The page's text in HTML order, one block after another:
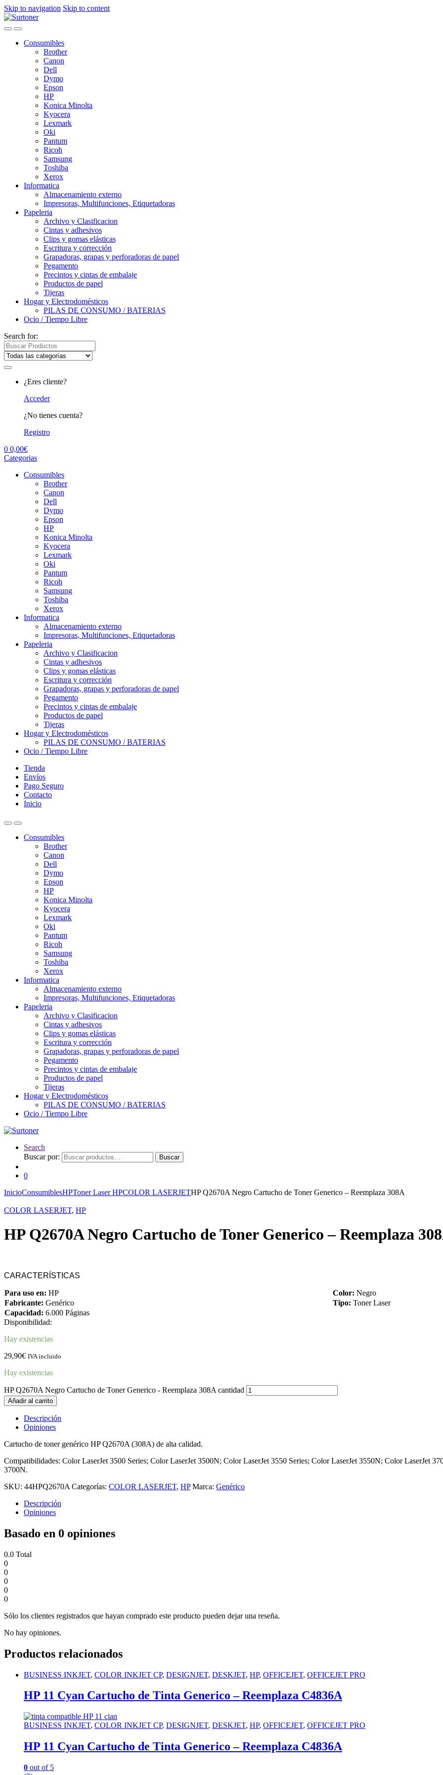
Skip to navigation Skip to content
Consumibles
Brother
Canon
Dell
Dymo
Epson
HP
Konica Minolta
Kyocera
Lexmark
Oki
Pantum
Ricoh
Samsung
Toshiba
Xerox
Informatica
Almacenamiento externo
Impresoras, Multifunciones, Etiquetadoras
Papeleria
Archivo y Clasificacion
Cintas y adhesivos
Clips y gomas elásticas
Escritura y corrección
Grapadoras, grapas y perforadoras de papel
Pegamento
Precintos y cintas de embalaje
Productos de papel
Tijeras
Hogar y Electrodomésticos
PILAS DE CONSUMO / BATERIAS
Ocio / Tiempo Libre
Search for:
¿Eres cliente?
Acceder
¿No tienes cuenta?
Registro
0 0,00€
Categorias
Consumibles
Brother
Canon
Dell
Dymo
Epson
HP
Konica Minolta
Kyocera
Lexmark
Oki
Pantum
Ricoh
Samsung
Toshiba
Xerox
Informatica
Almacenamiento externo
Impresoras, Multifunciones, Etiquetadoras
Papeleria
Archivo y Clasificacion
Cintas y adhesivos
Clips y gomas elásticas
Escritura y corrección
Grapadoras, grapas y perforadoras de papel
Pegamento
Precintos y cintas de embalaje
Productos de papel
Tijeras
Hogar y Electrodomésticos
PILAS DE CONSUMO / BATERIAS
Ocio / Tiempo Libre
Tienda
Envíos
Pago Seguro
Contacto
Inicio
Consumibles
Brother
Canon
Dell
Dymo
Epson
HP
Konica Minolta
Kyocera
Lexmark
Oki
Pantum
Ricoh
Samsung
Toshiba
Xerox
Informatica
Almacenamiento externo
Impresoras, Multifunciones, Etiquetadoras
Papeleria
Archivo y Clasificacion
Cintas y adhesivos
Clips y gomas elásticas
Escritura y corrección
Grapadoras, grapas y perforadoras de papel
Pegamento
Precintos y cintas de embalaje
Productos de papel
Tijeras
Hogar y Electrodomésticos
PILAS DE CONSUMO / BATERIAS
Ocio / Tiempo Libre
Search
Buscar por:
Buscar
0
InicioConsumiblesHPToner Laser HPCOLOR LASERJETHP Q2670A Negro Cartucho de Toner Generico – Reemplaza 308A
COLOR LASERJET, HP
HP Q2670A Negro Cartucho de Toner Generico – Reemplaza
CARACTERÍSTICAS
Para uso en: HP Color: Negro
Fabricante: Genérico Tipo: Toner Laser
Capacidad: 6.000 Páginas
Disponibilidad:
Hay existencias
29,90€ IVA incluido
Hay existencias
HP Q2670A Negro Cartucho de Toner Generico - Reemplaza 308A cantidad
Añadir al carrito
Descripción
Opiniones
Cartucho de toner genérico HP Q2670A (308A) de alta calidad.
Compatibilidades: Color LaserJet 3500 Series; Color LaserJet 3500N; Color LaserJet 3550 Series; Color LaserJet 3550N; Color LaserJet
3700N.
SKU: 44HPQ2670A Categorías: COLOR LASERJET, HP Marca: Genérico
Descripción
Opiniones
Basado en 0 opiniones
0.0 Total
0
0
0
0
0
Sólo los clientes registrados que hayan comprado este producto pueden dejar una reseña.
No hay opiniones.
Productos relacionados
BUSINESS INKJET, COLOR INKJET CP, DESIGNJET, DESKJET, HP, OFFICEJET, OFFICEJET PRO
HP 11 Cyan Cartucho de Tinta Generico – Reemplaza C4836A
BUSINESS INKJET, COLOR INKJET CP, DESIGNJET, DESKJET, HP, OFFICEJET, OFFICEJET PRO
HP 11 Cyan Cartucho de Tinta Generico – Reemplaza C4836A
0 out of 5